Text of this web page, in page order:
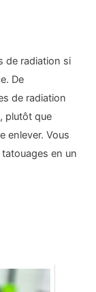
de radiation si
De
de radiation
plutôt que
enlever. Vous
en un